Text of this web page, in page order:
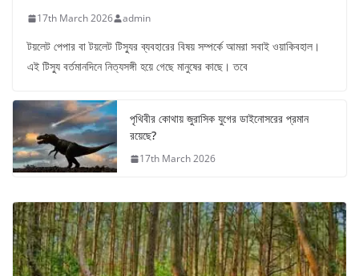
17th March 2026 admin
টয়লেট পেপার বা টয়লেট টিস্যুর ব্যবহারের বিষয় সম্পর্কে আমরা সবাই ওয়াকিবহাল।
এই টিস্যু বর্তমানদিনে নিত্যসঙ্গী হয়ে গেছে মানুষের কাছে। তবে
পৃথিবীর কোথায় জুরাসিক যুগের ডাইনোসরের প্রমান
রয়েছে?
17th March 2026